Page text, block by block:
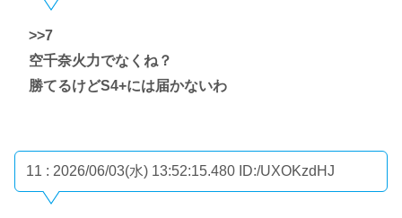
>>7
空千奈火力でなくね？
勝てるけどS4+には届かないわ
11 : 2026/06/03(水) 13:52:15.480 ID:/UXOKzdHJ